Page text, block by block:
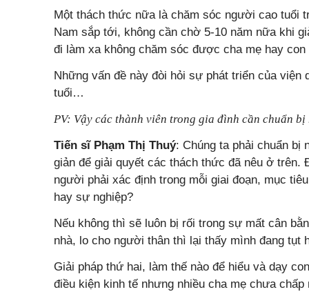
Một thách thức nữa là chăm sóc người cao tuổi
Nam sắp tới, không cần chờ 5-10 năm nữa khi
đi làm xa không chăm sóc được cha mẹ hay
Những vấn đề này đòi hỏi sự phát triển của
tuổi…
PV: Vậy các thành viên trong gia đình cần chuẩn
Tiến sĩ Phạm Thị Thuý: Chúng ta phải chuẩn bị
giản để giải quyết các thách thức đã nêu ở
người phải xác định trong mỗi giai đoạn, mục
hay sự nghiệp?
Nếu không thì sẽ luôn bị rối trong sự mất cân
nhà, lo cho người thân thì lại thấy mình đang tụt
Giải pháp thứ hai, làm thế nào để hiểu và dạy
điều kiện kinh tế nhưng nhiều cha mẹ chưa